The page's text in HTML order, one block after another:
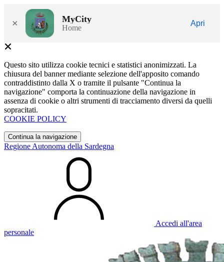
× MyCity
Home
Apri
Questo sito utilizza cookie tecnici e statistici anonimizzati. La
chiusura del banner mediante selezione dell'apposito comando
contraddistinto dalla X o tramite il pulsante "Continua la
navigazione" comporta la continuazione della navigazione in
assenza di cookie o altri strumenti di tracciamento diversi da quelli
sopracitati.
COOKIE POLICY
Continua la navigazione
Regione Autonoma della Sardegna
Accedi all'area
personale